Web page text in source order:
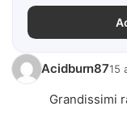
Acidburn8715
Grandissimi